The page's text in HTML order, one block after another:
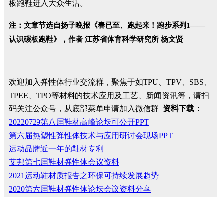
板跑鞋进入大众生活。
注：文章节选自扬子晚报《春已至、跑起来！跑步系列1——
认识碳板跑鞋》，作者 江苏省体育科学研究所 杨文贤
欢迎加入弹性体行业交流群，聚焦于如TPU、TPV、SBS、
TPEE、TPO等材料的技术应用及工艺、新闻资讯等，请扫
码关注公众号，从底部菜单申请加入微信群 资料下载：
20220729第八届鞋材高峰论坛可公开PPT
第六届热塑性弹性体技术与应用研讨会现场PPT
运动品牌近一年的鞋材专利
艾邦第七届鞋材弹性体会议资料
2021运动鞋材质报告之环保可持续发展趋势
2020第六届鞋材弹性体论坛会议资料分享